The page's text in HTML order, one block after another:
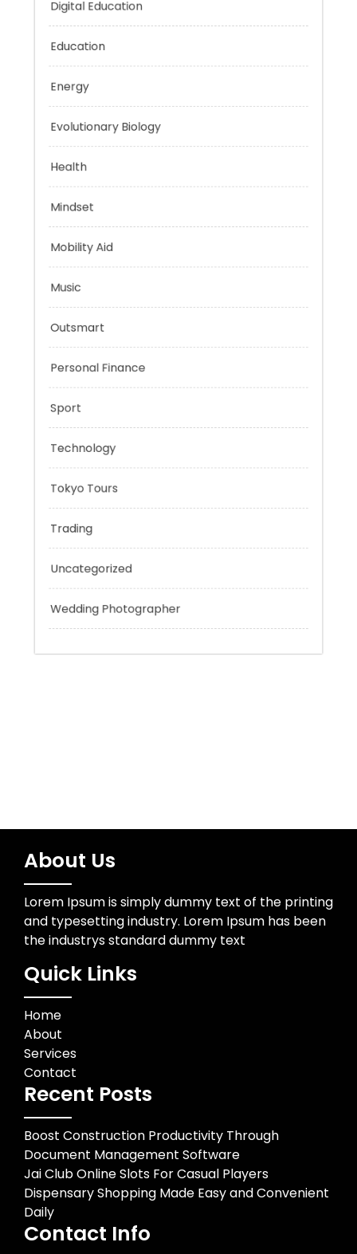
Education
Energy
Evolutionary Biology
Health
Mobility Aid
Music
Personal Finance
Sport
Technology
Tokyo Tours
About Us
Lorem Ipsum is simply dummy text of the printing
and typesetting industry. Lorem Ipsum has been
the industrys standard dummy text
Quick Links
Home
About
Services
Contact
Recent Posts
Boost Construction Productivity Through
Document Management Software
Jai Club Online Slots For Casual Players
Dispensary Shopping Made Easy and Convenient
Daily
Contact Info